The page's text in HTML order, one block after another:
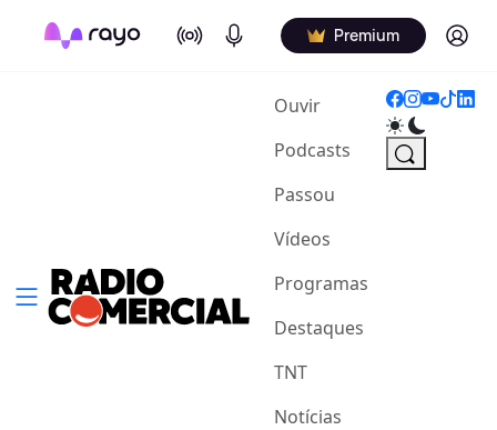
On Air Podcasts Premium Log in
Ouvir(current)
Podcasts
Passou
Vídeos
Programas
Destaques
TNT
Notícias